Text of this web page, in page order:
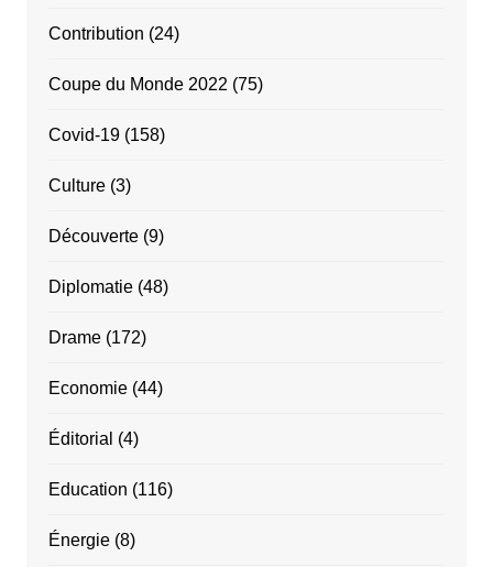
Contribution (24)
Coupe du Monde 2022 (75)
Covid-19(158)
Culture(3)
Découverte(9)
Diplomatie(48)
Drame(172)
Economie(44)
Éditorial (4)
Education (116)
Énergie(8)